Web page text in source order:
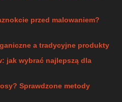
przed malowaniem?
a tradycyjne produkty
jak wybrać najlepszą dla
Sprawdzone metody